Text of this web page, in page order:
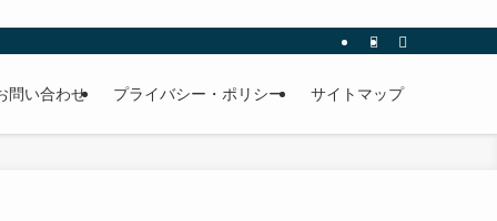
問い合わせ プライバシー・ポリシー サイトマップ